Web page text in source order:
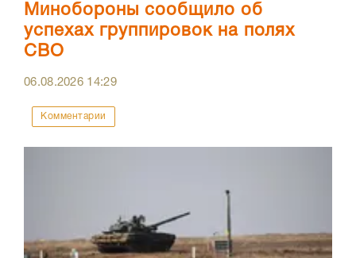
Минобороны сообщило об
успехах группировок на полях
СВО
06.08.2026 14:29
Комментарии